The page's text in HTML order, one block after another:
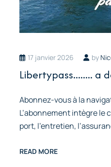
17 janvier 2026 by
Libertypass........ a
Abonnez-vous à la
L’abonnement intègre le
port, l’entretien,
READ MORE